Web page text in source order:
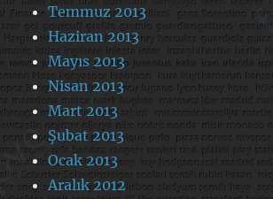
Temmuz 2013
Haziran 2013
Mayıs 2013
Nisan 2013
Mart 2013
Şubat 2013
Ocak 2013
Aralık 2012